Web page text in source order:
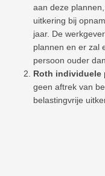
aan deze
uitkering bij
jaar. De
plannen en er zal
persoon ouder
Roth individuele
geen aftrek van
belastingvrije